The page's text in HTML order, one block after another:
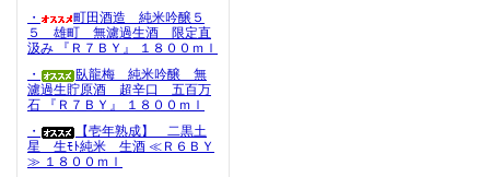
・
町田酒造 純米吟醸５
５ 雄町 無濾過生酒 限定直
汲み 『Ｒ７ＢＹ』 １８００ｍｌ
・
臥龍梅 純米吟醸 無
濾過生貯原酒 超辛口 五百万
石 『Ｒ７ＢＹ』 １８００ｍｌ
・
【壱年熟成】 二黒土
星 生ﾓﾄ純米 生酒 ≪Ｒ６ＢＹ
≫ １８００ｍｌ